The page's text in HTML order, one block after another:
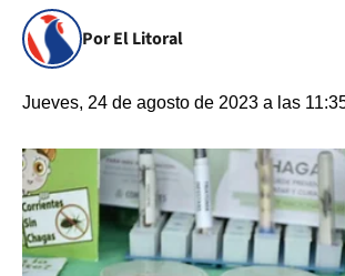
Por El Litoral
Jueves, 24 de agosto de 2023 a las